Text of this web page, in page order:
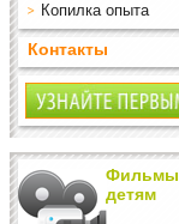
Копилка опыта
Контакты
Фильмы
детям